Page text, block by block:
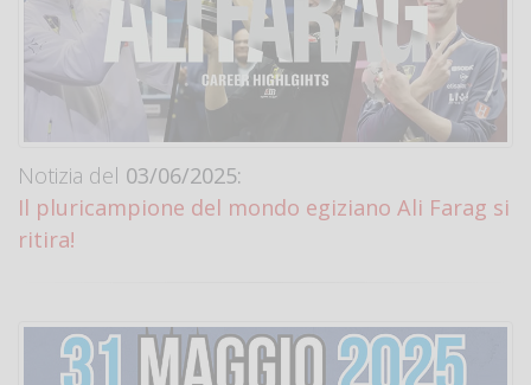
Notizia del 03/06/2025:
Il pluricampione del mondo egiziano Ali Farag si
ritira!